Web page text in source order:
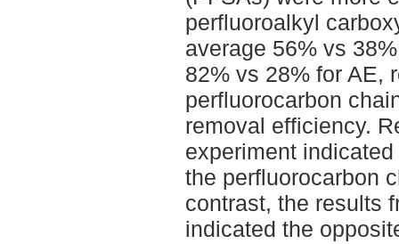
perfluoroalkyl
average 56% vs
82% vs 28% for AE,
perfluorocarbon
removal efficiency.
experiment
the perfluorocarbon
contrast, the results
indicated the